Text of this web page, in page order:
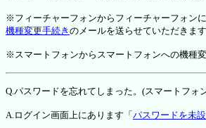
※フィーチャーフォンからフィーチャーフォン
機種変更手続き のメールを送らせていただきます
※スマートフォンからスマートフォンへの機種
Q.パスワードを忘れてしまった。(スマートフォ
A.ログイン画面上にあります「 パスワードを未